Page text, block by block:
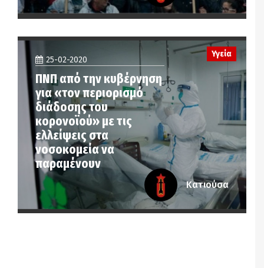
25-02-2020
ΠΝΠ από την κυβέρνηση
για «τον περιορισμό
διάδοσης του
κορονοϊού» με τις
ελλείψεις στα
νοσοκομεία να
παραμένουν
Υγεία
Κατιούσα